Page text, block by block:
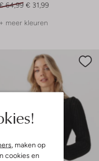
, maken op
cookies en
64,99 € 31,99
+ meer kleuren